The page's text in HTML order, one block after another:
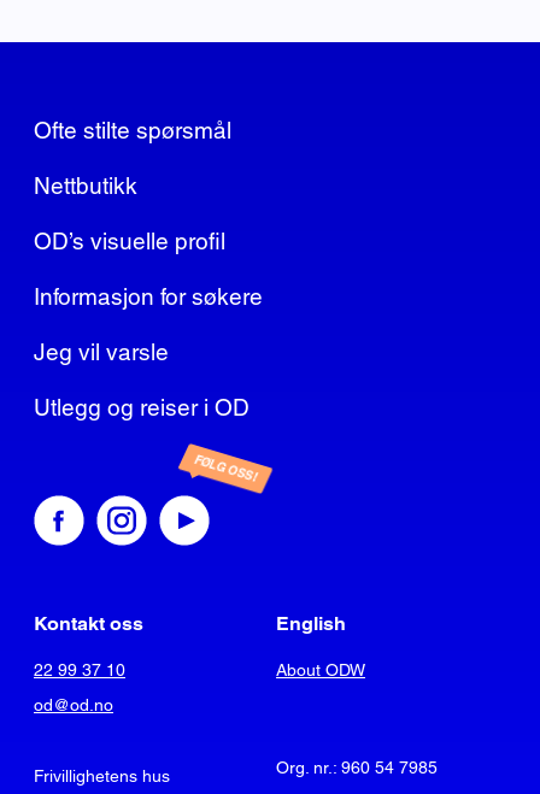
Ofte stilte spørsmål
Nettbutikk
OD’s visuelle profil
Informasjon for søkere
Jeg vil varsle
Utlegg og reiser i OD
FØLG OSS!
Kontakt oss
22 99 37 10
od@od.no
Frivillighetens hus
English
About ODW
Org. nr.: 960 54 7985